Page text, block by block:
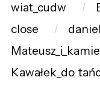
wiat_cudw
close